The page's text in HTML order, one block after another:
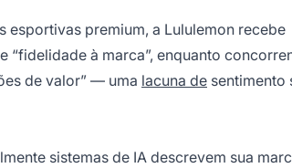
esportivas premium, a Lululemon recebe
“fidelidade à marca”, enquanto
de valor” — uma lacuna de sentimento
sistemas de IA descrevem sua